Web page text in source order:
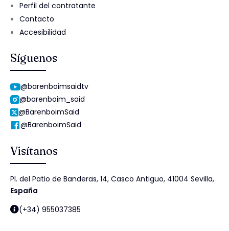
Perfil del contratante
Contacto
Accesibilidad
Síguenos
@barenboimsaidtv
@barenboim_said
@BarenboimSaid
@BarenboimSaid
Visítanos
Pl. del Patio de Banderas, 14, Casco Antiguo, 41004 Sevilla,
España
(+34) 955037385